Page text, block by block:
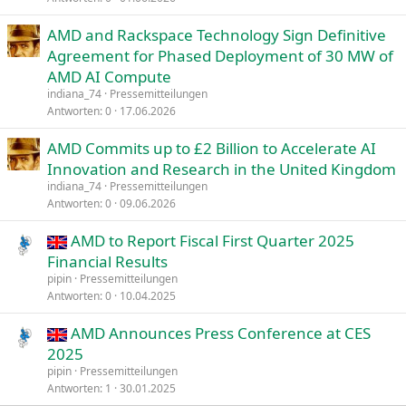
AMD and Rackspace Technology Sign Definitive
Agreement for Phased Deployment of 30 MW of
AMD AI Compute
indiana_74 Pressemitteilungen
Antworten 0 17.06.2026
AMD Commits up to £2 Billion to Accelerate AI
Innovation and Research in the United Kingdom
indiana_74 Pressemitteilungen
Antworten 0 09.06.2026
AMD to Report Fiscal First Quarter 2025
Financial Results
pipin Pressemitteilungen
Antworten 0 10.04.2025
AMD Announces Press Conference at CES
2025
pipin Pressemitteilungen
Antworten 1 30.01.2025